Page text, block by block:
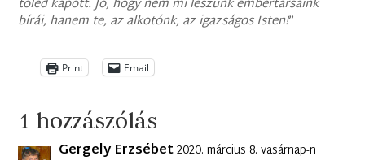
tőled kapott. Jó, hogy nem mi leszünk embertársaink
bírái, hanem te, az alkotónk, az igazságos Isten!”
Print Email
1 hozzászólás
Gergely Erzsébet2020. március 8. vasárnap-n